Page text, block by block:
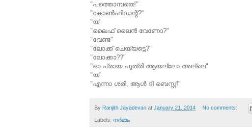
"പത്തൊമ്പതെ!"
"കോണ്‍ഫിഡന്റ്?"
"യ"
"ലൈഫ് ലൈന്‍ വേണോ?"
"വേണ്ട"
"ലോക്ക് ചെയ്യട്ടെ?"
"ലോക്കാ??"
"ഓ പ്രായ പൂത്രി ആയല്ലോ അല്ലെ"
"യ"
"എന്നാ ശരി, ആള്‍ ദി ബെസ്റ്റ്!"
By Ranjith Jayadevan at January 21, 2014 No comments:
Labels: നര്‍മ്മം